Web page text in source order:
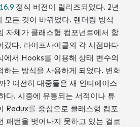
정식 버전이 릴리즈되었다. 2년
모든 것이 바뀌었다. 렌더링 방식
자체가 클래스형 컴포넌트에서 함
갔다. 라이프사이클의 각 시점마다
에서 Hooks를 이용해 상태 변수의
하는 방식을 사용하게 되었다. 변화
? 여전히 대중들은 새 인터페이스
다. 시중에 유통되는 서적이나 튜
Redux를 중심으로 클래스형 컴포
패턴을 벗어나지 못하고 있는 걸로